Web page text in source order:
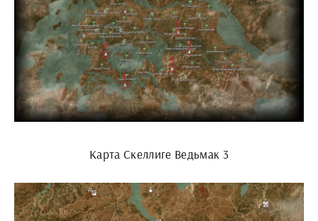
Карта Скеллиге Ведьмак 3